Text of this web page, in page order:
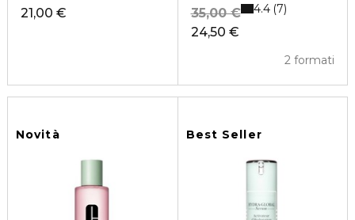
21,00 €
24,50 €
35,00 €
2 formati
4.4 7
Novità Best Seller